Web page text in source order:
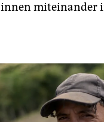
miteinander